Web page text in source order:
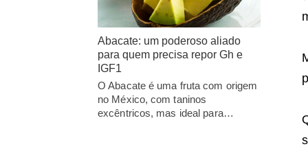
Abacate: um poderoso aliado
para quem precisa repor Gh e
IGF1
O Abacate é uma fruta com origem
no México, com taninos
excêntricos, mas ideal para…